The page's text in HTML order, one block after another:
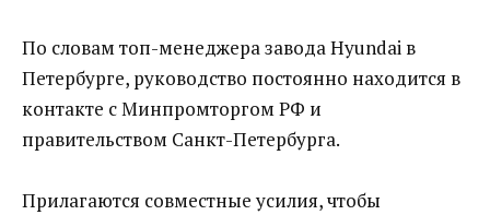
По словам топ-менеджера завода Hyundai в
Петербурге, руководство постоянно находится в
контакте с Минпромторгом РФ и
правительством Санкт-Петербурга.
Прилагаются совместные усилия, чтобы